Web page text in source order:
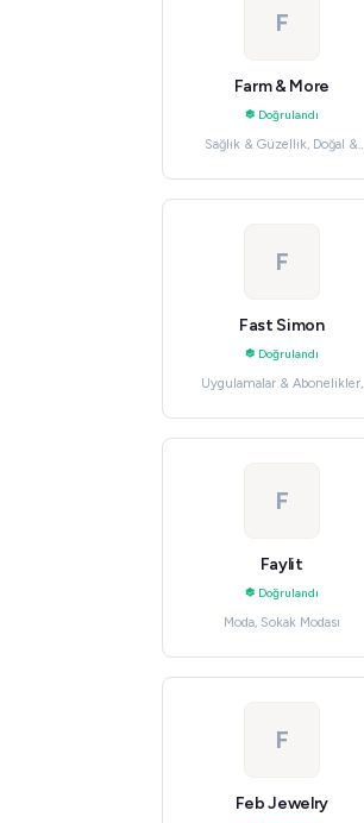
F
Farm & More
Doğrulandı
Sağlık & Güzellik, Doğal &
F
Fast Simon
Doğrulandı
Uygulamalar & Abonelikler,
F
Faylit
Doğrulandı
Moda, Sokak Modası
F
Feb Jewelry